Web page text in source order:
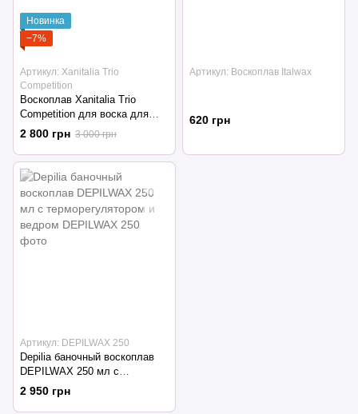
Новинка
−7%
Артикул: Xanitalia Trio
Competition
Воскоплав Xanitalia Trio
Competition для воска для
трех картриджей по 100 мл.
2 800 грн 3 000 грн
Артикул: Воскоплав Italwax
620 грн
Артикул: DEPILWAX 250
Depilia баночный воскоплав
DEPILWAX 250 мл с
терморегулятором и ведром
2 950 грн